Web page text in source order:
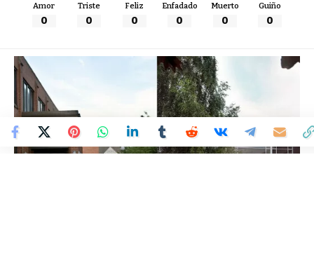
Amor
0
Triste
0
Feliz
0
Enfadado
0
Muerto
0
Guiño
0